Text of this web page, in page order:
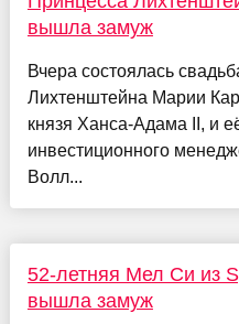
вышла замуж
Вчера состоялась
Лихтенштейна Марии
князя Ханса-Адама II, и
инвестиционного
Волл...
52-летняя Мел Си из
вышла замуж